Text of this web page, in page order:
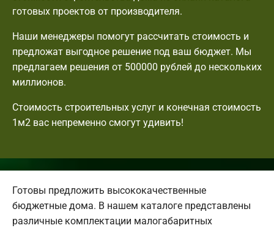
готовых проектов от производителя.
Наши менеджеры помогут рассчитать стоимость и
предложат выгодное решение под ваш бюджет. Мы
предлагаем решения от 500000 рублей до нескольких
миллионов.
Стоимость строительных услуг и конечная стоимость
1м2 вас непременно смогут удивить!
Готовы предложить высококачественные
бюджетные дома. В нашем каталоге представлены
различные комплектации малогабаритных